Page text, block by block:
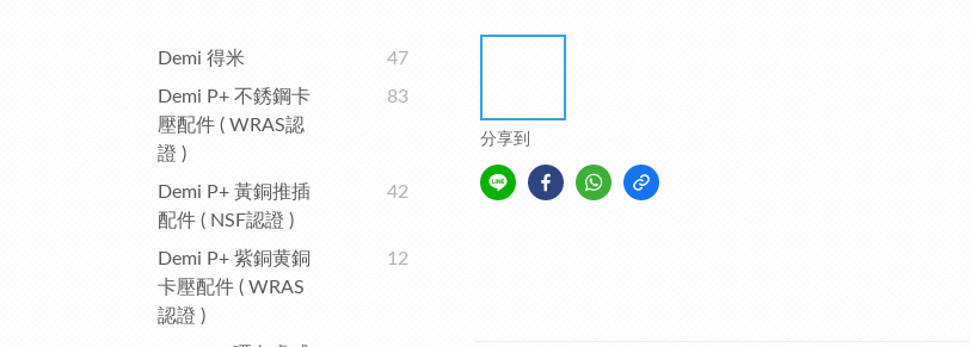
Demi 得米
47
Demi P+ 不銹鋼卡
壓配件 ( WRAS認
證 )
83
Demi P+ 黃銅推插
配件 ( NSF認證 )
42
Demi P+ 紫銅黄銅
卡壓配件 ( WRAS
認證 )
12
分享到